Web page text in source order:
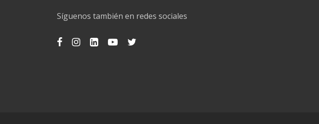
Síguenos también en redes sociales